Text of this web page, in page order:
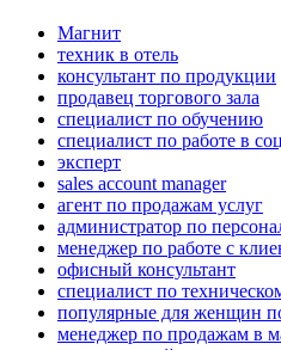
Магнит
техник в отель
консультант по продукции
продавец торгового зала
специалист по обучению
специалист по работе в
эксперт
sales account manager
агент по продажам услуг
администратор по
менеджер по работе с
офисный консультант
специалист по
популярные для женщин
менеджер по продажам в